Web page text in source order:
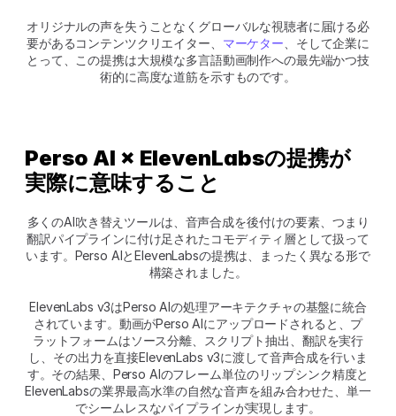
オリジナルの声を失うことなくグローバルな視聴者に届ける必
要があるコンテンツクリエイター、 マーケター 、そして企業に
とって、この提携は大規模な多言語動画制作への最先端かつ技
術的に高度な道筋を示すものです。
Perso AI × ElevenLabsの提携が
実際に意味すること
多くのAI吹き替えツールは、音声合成を後付けの要素、つまり
翻訳パイプラインに付け足されたコモディティ層として扱って
います。Perso AIとElevenLabsの提携は、まったく異なる形で
構築されました。
ElevenLabs v3はPerso AIの処理アーキテクチャの基盤に統合
されています。動画がPerso AIにアップロードされると、プ
ラットフォームはソース分離、スクリプト抽出、翻訳を実行
し、その出力を直接ElevenLabs v3に渡して音声合成を行いま
す。その結果、Perso AIのフレーム単位のリップシンク精度と
ElevenLabsの業界最高水準の自然な音声を組み合わせた、単一
でシームレスなパイプラインが実現します。